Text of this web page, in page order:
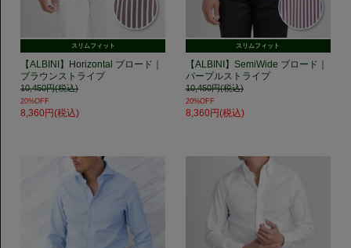
スリムフィット
【ALBINI】Horizontal ブロード｜
ブラウンストライプ
10,450円(税込)
20%OFF
8,360円(税込)
スリムフィット
【ALBINI】SemiWide ブロード｜
パープルストライプ
10,450円(税込)
20%OFF
8,360円(税込)